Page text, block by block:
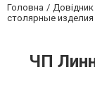
Головна Довідник
столярные
ЧП